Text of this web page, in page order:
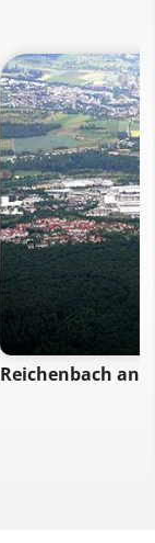
Reichenbach an